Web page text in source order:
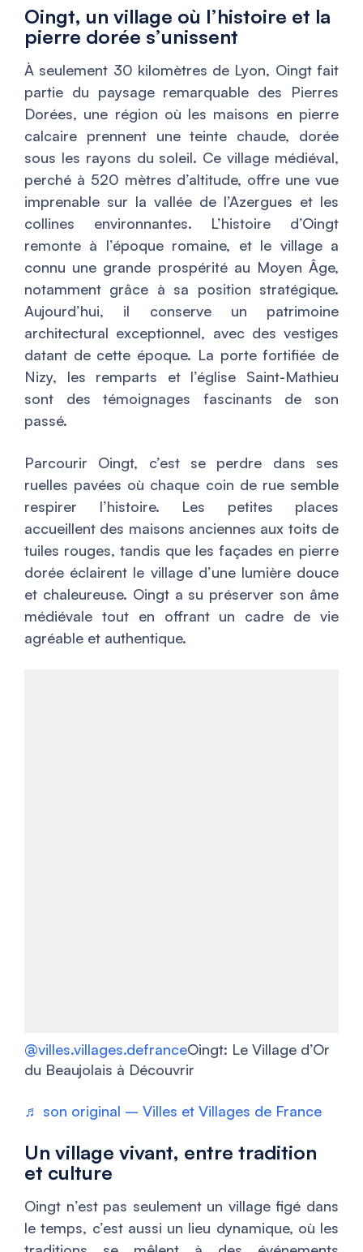
Oingt, un village où l’histoire et la
pierre dorée s’unissent
À seulement 30 kilomètres de Lyon, Oingt fait
partie du paysage remarquable des Pierres
Dorées, une région où les maisons en pierre
calcaire prennent une teinte chaude, dorée
sous les rayons du soleil. Ce village médiéval,
perché à 520 mètres d’altitude, offre une vue
imprenable sur la vallée de l’Azergues et les
collines environnantes. L’histoire d’Oingt
remonte à l’époque romaine, et le village a
connu une grande prospérité au Moyen Âge,
notamment grâce à sa position stratégique.
Aujourd’hui, il conserve un patrimoine
architectural exceptionnel, avec des vestiges
datant de cette époque. La porte fortifiée de
Nizy, les remparts et l’église Saint-Mathieu
sont des témoignages fascinants de son
passé.
Parcourir Oingt, c’est se perdre dans ses
ruelles pavées où chaque coin de rue semble
respirer l’histoire. Les petites places
accueillent des maisons anciennes aux toits de
tuiles rouges, tandis que les façades en pierre
dorée éclairent le village d’une lumière douce
et chaleureuse. Oingt a su préserver son âme
médiévale tout en offrant un cadre de vie
agréable et authentique.
@villes.villages.defranceOingt: Le Village d’Or
du Beaujolais à Découvrir
♬ son original – Villes et Villages de France
Un village vivant, entre tradition
et culture
Oingt n’est pas seulement un village figé dans
le temps, c’est aussi un lieu dynamique, où les